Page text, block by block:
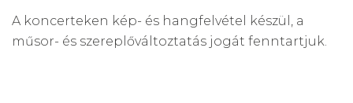
A koncerteken kép- és hangfelvétel készül, a
műsor- és szereplőváltoztatás jogát fenntartjuk.